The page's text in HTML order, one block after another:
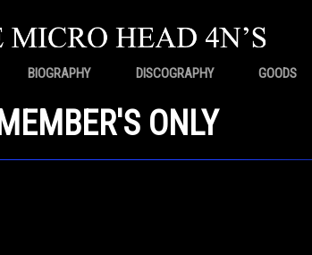
BIOGRAPHY DISCOGRAPHY GOODS
MEMBER'S ONLY